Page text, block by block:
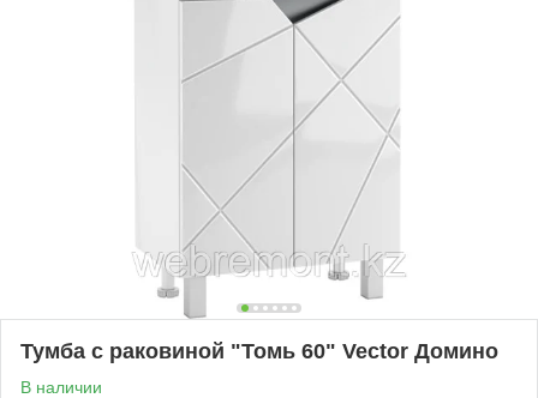
Тумба с раковиной "Томь 60" Vector Домино
В наличии